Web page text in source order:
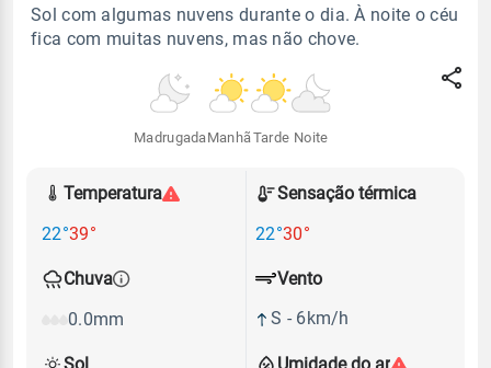
Sol com algumas nuvens durante o dia. À noite o céu
fica com muitas nuvens, mas não chove.
Madrugada Manhã Tarde Noite
Temperatura
22°39°
Sensação térmica
22°30°
Chuva
0.0mm
Vento
S - 6km/h